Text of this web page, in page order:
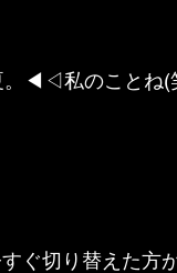
。◀◁私のことね(
ぐ切り替えた方が